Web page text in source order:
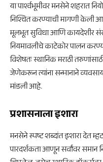
या पार्श्वभूमीवर मनसेने शहरात
निश्चित करण्याची मागणी केली
मूलभूत सुविधा आणि कायदेशीर
नियमावलीचे काटेकोर पालन
विशेषतः स्थानिक मराठी
जेणेकरून त्यांना सन्मानाने
मांडली आहे.
प्रशासनाला इशारा
मनसेने स्पष्ट शब्दांत इशारा देत
पारदर्शकता आणून सर्वांवर समान